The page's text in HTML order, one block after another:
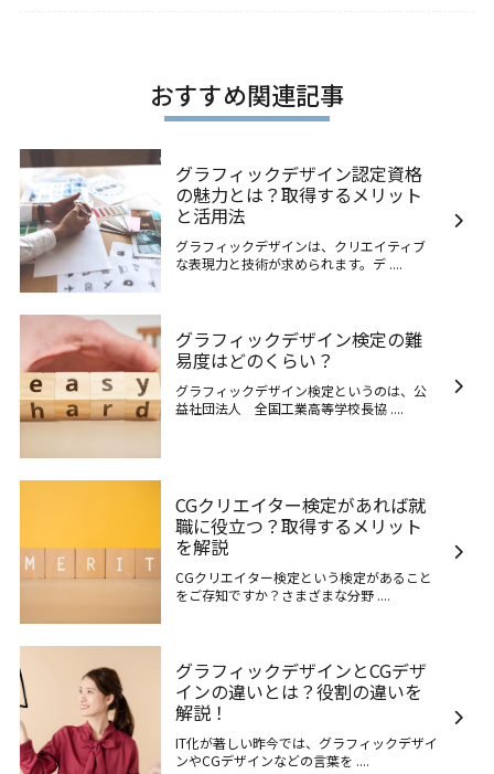
おすすめ関連記事
グラフィックデザイン認定資格
の魅力とは？取得するメリット
と活用法
グラフィックデザインは、クリエイティブ
な表現力と技術が求められます。デ ....
グラフィックデザイン検定の難
易度はどのくらい？
グラフィックデザイン検定というのは、公
益社団法人 全国工業高等学校長協 ....
CGクリエイター検定があれば就
職に役立つ？取得するメリット
を解説
CGクリエイター検定という検定があること
をご存知ですか？さまざまな分野 ....
グラフィックデザインとCGデザ
インの違いとは？役割の違いを
解説！
IT化が著しい昨今では、グラフィックデザイ
ンやCGデザインなどの言葉を ....